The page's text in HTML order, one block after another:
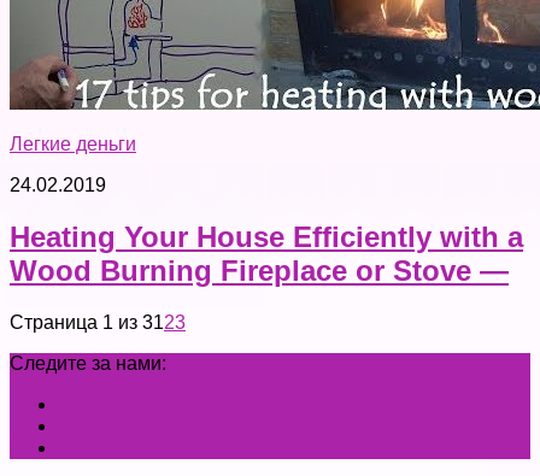
Легкие деньги
24.02.2019
Heating Your House Efficiently with a
Wood Burning Fireplace or Stove —
Страница 1 из 3123
Следите за нами: